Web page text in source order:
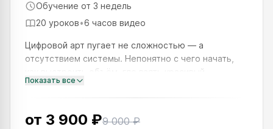
Обучение от 3 недель
20 уроков•6 часов видео
Цифровой арт пугает не сложностью — а
отсутствием системы. Непонятно с чего начать,
как выстроить объём, где взять красивый
результат. Этот курс даёт именно то, чего не
хватает: чёткий пайплайн от иде
Показать все
от 3 900 ₽9 000 ₽